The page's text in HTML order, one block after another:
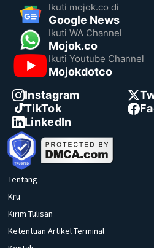
Ikuti mojok.co di
Google News
Ikuti WA Channel
Mojok.co
Ikuti Youtube Channel
Mojokdotco
Instagram
TikTok
LinkedIn
Tentang
Kru
Kirim Tulisan
Ketentuan Artikel Terminal